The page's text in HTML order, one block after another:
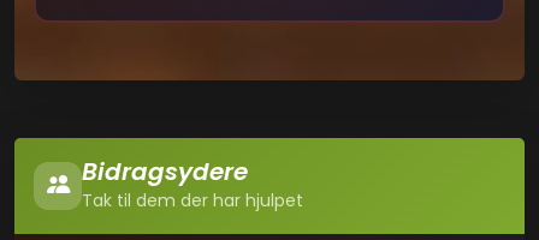
Bidragsydere
Tak til dem der har hjulpet